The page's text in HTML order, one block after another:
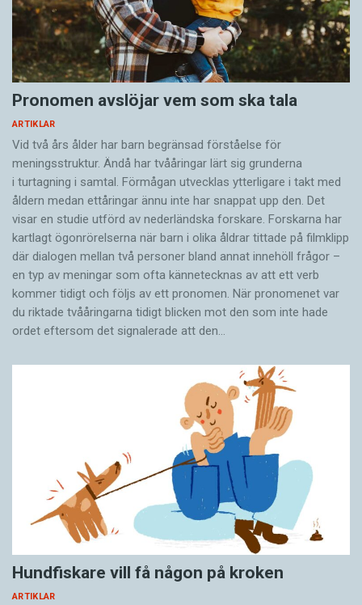
Pronomen avslöjar vem som ska tala
ARTIKLAR
Vid två års ålder har barn begränsad förståelse för
meningsstruktur. Ändå har tvååringar lärt sig grunderna
i turtagning i samtal. Förmågan utvecklas ytterligare i takt med
åldern medan ettåringar ännu inte har snappat upp den. Det
visar en studie utförd av nederländska forskare. Forskarna har
kartlagt ögonrörelserna när barn i olika åldrar tittade på filmklipp
där dialogen mellan två personer bland annat innehöll frågor –
en typ av meningar som ofta kännetecknas av att ett verb
kommer tidigt och följs av ett pronomen. När pronomenet var
du riktade tvååringarna tidigt blicken mot den som inte hade
ordet eftersom det ­signalerade att den…
Hundfiskare vill få någon på kroken
ARTIKLAR